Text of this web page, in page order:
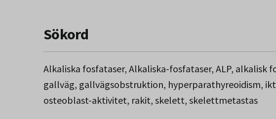
Sökord
Alkaliska fosfataser, Alkaliska-fosfataser, ALP, alkalisk
gallväg, gallvägsobstruktion, hyperparathyreoidism,
osteoblast-aktivitet, rakit, skelett, skelettmetastas